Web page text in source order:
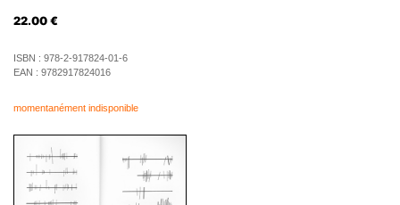
22.00 €
ISBN : 978-2-917824-01-6
EAN : 9782917824016
momentanément indisponible